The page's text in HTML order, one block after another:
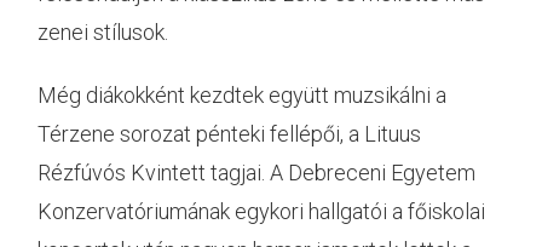
zenei stílusok.
Még diákokként kezdtek együtt muzsikálni a
Térzene sorozat pénteki fellépői, a Lituus
Rézfúvós Kvintett tagjai. A Debreceni Egyetem
Konzervatóriumának egykori hallgatói a főiskolai